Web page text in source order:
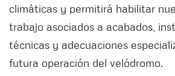
climáticas y permitirá habilitar
trabajo asociados a acabados,
técnicas y adecuaciones
futura operación del velódromo.